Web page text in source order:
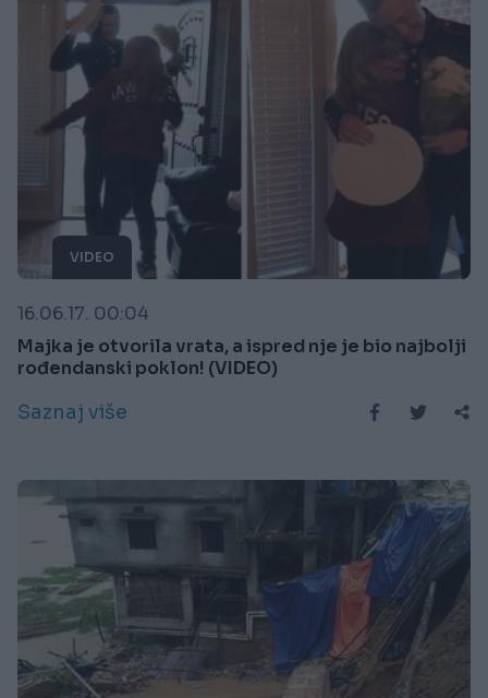
VIDEO
16.06.17. 00:04
Majka je otvorila vrata, a ispred nje je bio najbolji
rođendanski poklon! (VIDEO)
Saznaj više